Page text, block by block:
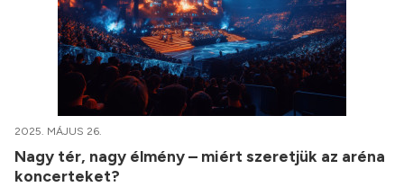
2025. MÁJUS 26.
Nagy tér, nagy élmény – miért szeretjük az aréna
koncerteket?